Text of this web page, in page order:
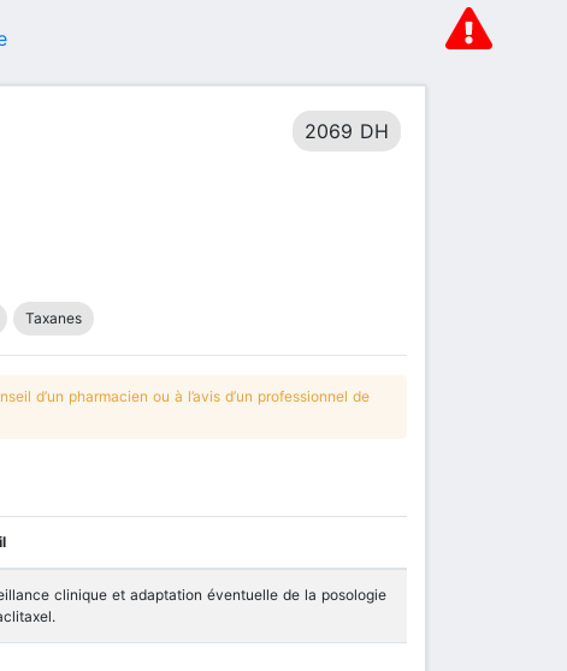
2069 DH
Taxanes
d’un pharmacien ou à l’avis d’un professionnel de
clinique et adaptation éventuelle de la posologie